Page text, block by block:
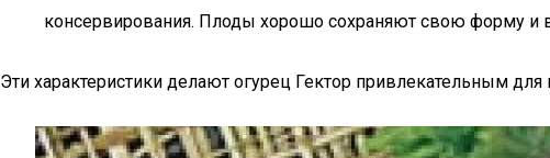
консервирования. Плоды хорошо сохраняют свою форму и
Эти характеристики делают огурец Гектор привлекательным